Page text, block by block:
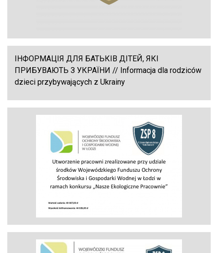
ІНФОРМАЦІЯ ДЛЯ БАТЬКІВ ДІТЕЙ, ЯКІ
ПРИБУВАЮТЬ З УКРАЇНИ // Informacja dla rodziców
dzieci przybywających z Ukrainy